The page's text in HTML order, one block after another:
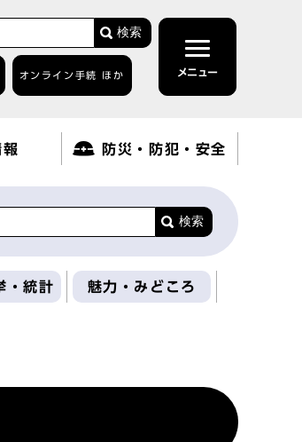
検索
オンライン手続 ほか メニュー
報 防災・防犯・安全
検索
・統計 魅力・みどころ